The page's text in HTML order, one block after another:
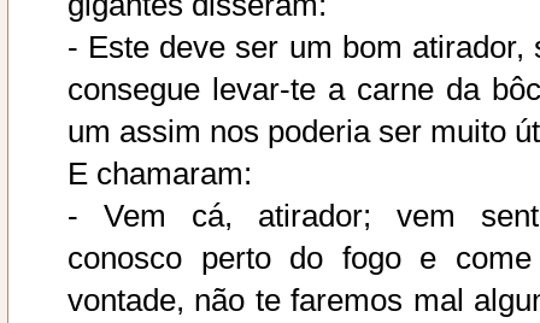
- Este deve ser um bom atirador,
consegue levar-te a carne da
um assim nos poderia ser muito
E chamaram:
- Vem cá, atirador; vem
conosco perto do fogo e
vontade, não te faremos mal